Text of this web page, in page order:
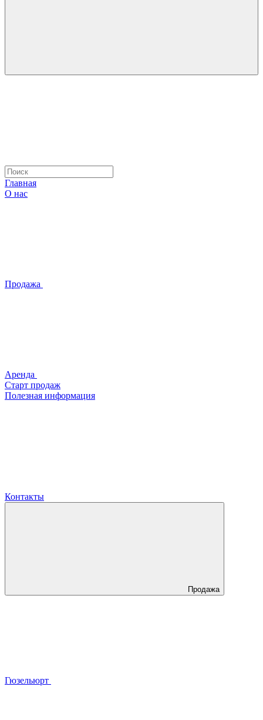
Главная
О нас
Продажа
Аренда
Старт продаж
Полезная информация
Контакты
Продажа
Гюзельюрт